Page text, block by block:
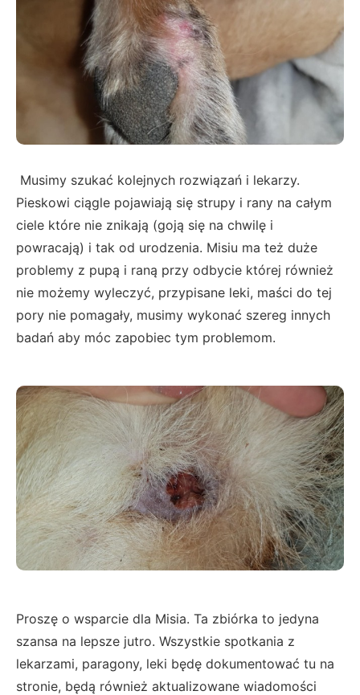
Musimy szukać kolejnych rozwiązań i lekarzy.
Pieskowi ciągle pojawiają się strupy i rany na całym
ciele które nie znikają (goją się na chwilę i
powracają) i tak od urodzenia. Misiu ma też duże
problemy z pupą i raną przy odbycie której również
nie możemy wyleczyć, przypisane leki, maści do tej
pory nie pomagały, musimy wykonać szereg innych
badań aby móc zapobiec tym problemom.
Proszę o wsparcie dla Misia. Ta zbiórka to jedyna
szansa na lepsze jutro. Wszystkie spotkania z
lekarzami, paragony, leki będę dokumentować tu na
stronie, będą również aktualizowane wiadomości